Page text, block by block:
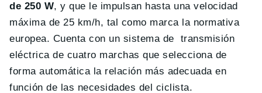
de 250 W, y que le impulsan hasta una velocidad
máxima de 25 km/h, tal como marca la normativa
europea. Cuenta con un sistema de transmisión
eléctrica de cuatro marchas que selecciona de
forma automática la relación más adecuada en
función de las necesidades del ciclista.